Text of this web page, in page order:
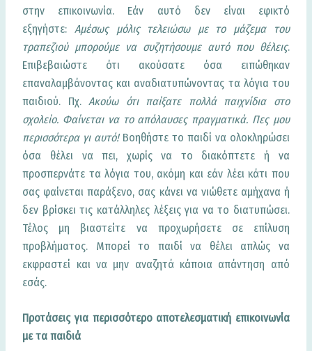
στην επικοινωνία. Εάν αυτό δεν είναι εφικτό
εξηγήστε:Αμέσως μόλις τελειώσω με το μάζεμα του
τραπεζιού μπορούμε να συζητήσουμε αυτό που θέλεις.
Επιβεβαιώστε ότι ακούσατε όσα ειπώθηκαν
επαναλαμβάνοντας και αναδιατυπώνοντας τα λόγια του
παιδιού. Πχ.Ακούω ότι παίξατε πολλά παιχνίδια στο
σχολείο. Φαίνεται να το απόλαυσες πραγματικά. Πες μου
περισσότερα γι αυτό!Βοηθήστε το παιδί να ολοκληρώσει
όσα θέλει να πει, χωρίς να το διακόπτετε ή να
προσπερνάτε τα λόγια του, ακόμη και εάν λέει κάτι που
σας φαίνεται παράξενο, σας κάνει να νιώθετε αμήχανα ή
δεν βρίσκει τις κατάλληλες λέξεις για να το διατυπώσει.
Τέλος μη βιαστείτε να προχωρήσετε σε επίλυση
προβλήματος. Μπορεί το παιδί να θέλει απλώς να
εκφραστεί και να μην αναζητά κάποια απάντηση από
εσάς.
Προτάσεις για περισσότερο αποτελεσματική επικοινωνία
με τα παιδιά